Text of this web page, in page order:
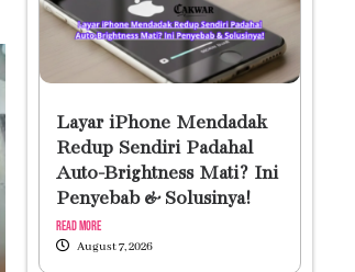
Layar iPhone Mendadak
Redup Sendiri Padahal
Auto-Brightness Mati? Ini
Penyebab & Solusinya!
Read More
August 7, 2026